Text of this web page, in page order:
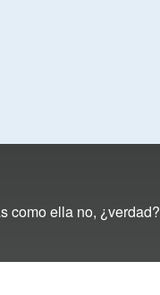
como ella no, ¿verdad?